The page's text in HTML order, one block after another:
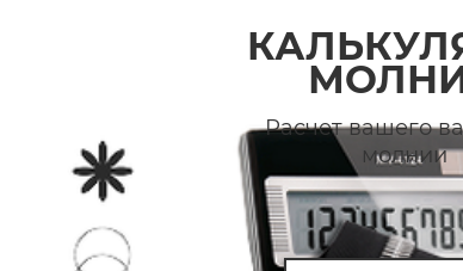
Расчет вашего
молнии